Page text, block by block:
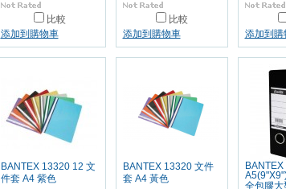
比較
添加到購物車
比較
添加到購物車
添加到購
BANTEX 13320 12 文
件套 A4 紫色
BANTEX 13320 文件
套 A4 黃色
BANTEX
全包膠大